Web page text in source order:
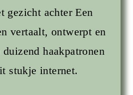
gezicht achter Een
vertaalt, ontwerpt en
haakpatronen
stukje internet.